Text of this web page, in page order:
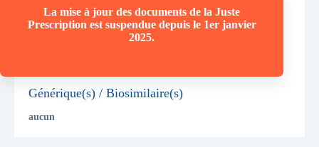
La mise à jour des documents de la Juste
Prescription est suspendue depuis le 1er janvier
2025.
Neurologie
Générique(s) / Biosimilaire(s)
aucun